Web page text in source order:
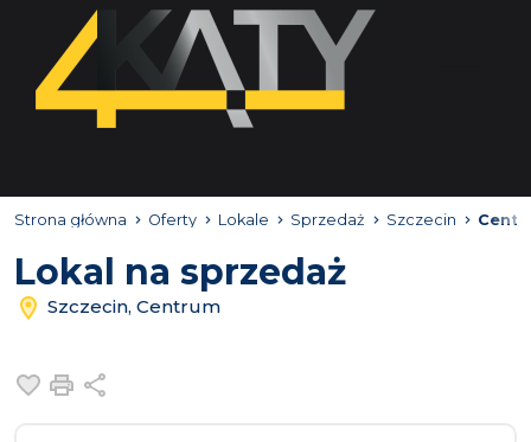
Strona główna Oferty Lokale Sprzedaż Szczecin
Lokal na sprzedaż
Szczecin, Centrum
Dodaj do ulubionych
Drukuj